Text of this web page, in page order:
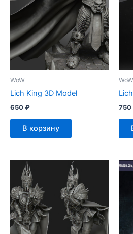
WoW
Lich King 3D Model
650₽
В корзину
WoW
750